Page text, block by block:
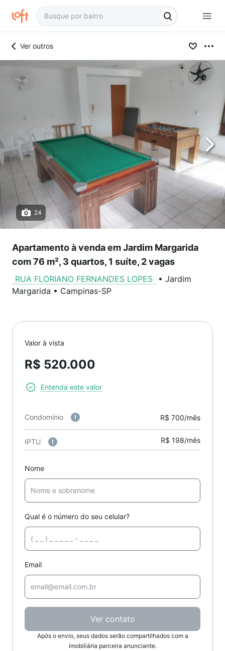
Ver outros
24
Apartamento à venda em Jardim Margarida
com 76 m², 3 quartos, 1 suíte, 2 vagas
RUA FLORIANO FERNANDES LOPES • Jardim
Margarida • Campinas-SP
Valor à vista
R$ 520.000
Entenda este valor
Condomínio R$ 700/mês
IPTU R$ 198/mês
Nome
Qual é o número do seu celular?
Email
Ver contato
Após o envio, seus dados serão compartilhados com a
imobiliária parceira anunciante.